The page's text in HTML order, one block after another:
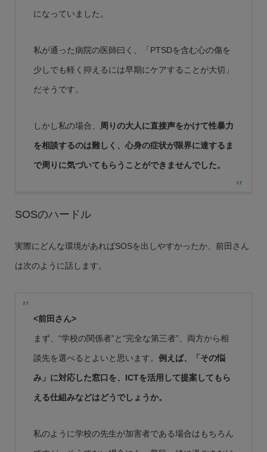
になっていました。
私が通った病院の医師曰く、「PTSDを含む心の傷を
少しでも軽く抑えるには早期にケアすることが大切」
だそうです。
しかし私の場合、 周りの大人に直接声をかけて性暴力
を相談するのは難しく、心身の症状が限界に達するま
で周りに気づいてもらうことができませんでした。
SOSのハードル
実際にどんな環境があればSOSを出しやすかったか、前田さん
は次のように話します。
<前田さん>
まず、“学校の関係者”と“完全な第三者”、両方から相
談先を選べるとよいと思います。 例えば、「その悩
み」に対応した窓口を、ICTを活用して提案してもら
える仕組みなどはどうでしょうか。
私のように学校の先生が加害者である場合はもちろん